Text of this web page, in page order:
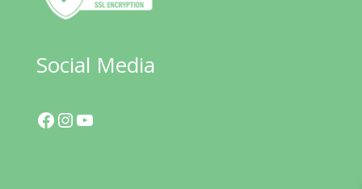
Social Media
Facebook
Instagram
YouTube